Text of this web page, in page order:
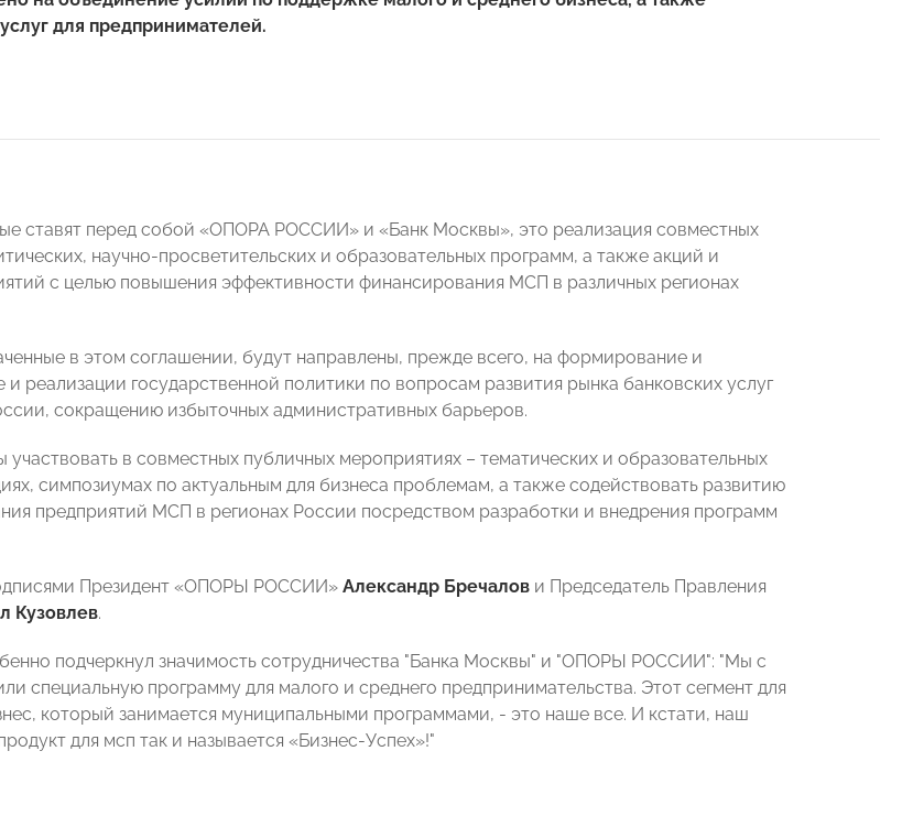
для предпринимателей.
ставят перед собой «ОПОРА РОССИИ» и «Банк Москвы», это реализация совместных
научно-просветительских и образовательных программ, а также акций и
с целью повышения эффективности финансирования МСП в различных регионах
в этом соглашении, будут направлены, прежде всего, на формирование и
реализации государственной политики по вопросам развития рынка банковских услуг
сокращению избыточных административных барьеров.
в совместных публичных мероприятиях – тематических и образовательных
симпозиумах по актуальным для бизнеса проблемам, а также содействовать развитию
предприятий МСП в регионах России посредством разработки и внедрения программ
Президент «ОПОРЫ РОССИИ» Александр Бречалов и Председатель Правления
Кузовлев.
подчеркнул значимость сотрудничества "Банка Москвы" и "ОПОРЫ РОССИИ": "Мы с
специальную программу для малого и среднего предпринимательства. Этот сегмент для
который занимается муниципальными программами, - это наше все. И кстати, наш
для мсп так и называется «Бизнес-Успех»!"